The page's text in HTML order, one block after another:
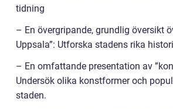
tidning
– En övergripande, grundlig översikt
Uppsala”: Utforska stadens rika
– En omfattande presentation av
Undersök olika konstformer och
staden.